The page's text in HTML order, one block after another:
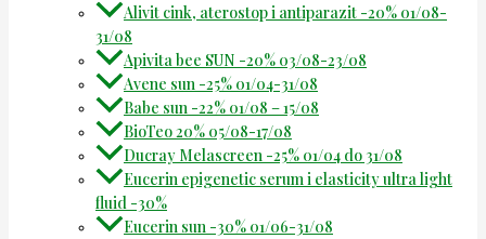
Alivit cink, aterostop i antiparazit -20% 01/08-
31/08
Apivita bee SUN -20% 03/08-23/08
Avene sun -25% 01/04-31/08
Babe sun -22% 01/08 – 15/08
BioTeo 20% 05/08-17/08
Ducray Melascreen -25% 01/04 do 31/08
Eucerin epigenetic serum i elasticity ultra light
fluid -30%
Eucerin sun -30% 01/06-31/08